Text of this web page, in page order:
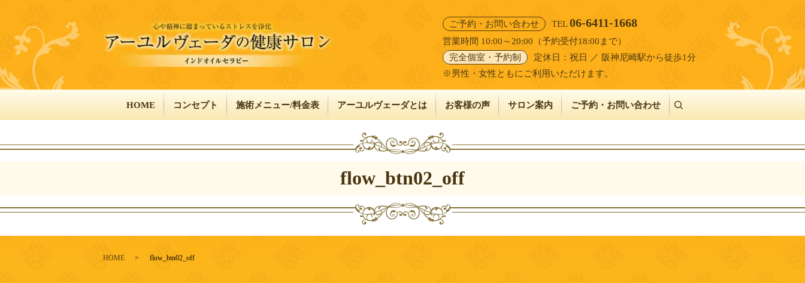
ご予約・お問い合わせ TEL06-6411-1668
営業時間 10:00～20:00（予約受付18:00まで）
完全個室・予約制
定休日：祝日 ／ 阪神尼崎駅から徒歩1分
※男性・女性ともにご利用いただけます。
HOME コンセプト 施術メニュー/料金表 アーユルヴェーダとは お客様の声 サロン案内 ご予約・お問い合わせ search
flow_btn02_off
HOME flow_btn02_off